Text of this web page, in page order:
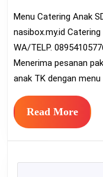
Menu Catering Anak SD Di TERBAN 0895410577613 –
nasibox.my.id
WA/TELP.
Menerima pesanan
anak TK dengan menu
Read MoreRead
More